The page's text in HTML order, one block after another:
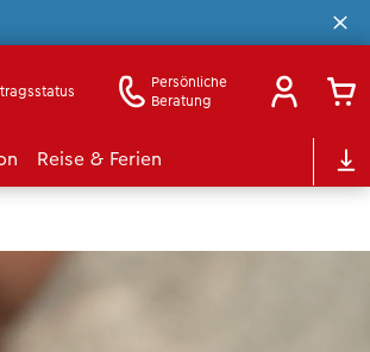
Persönliche
Beratung
Reise & Ferien